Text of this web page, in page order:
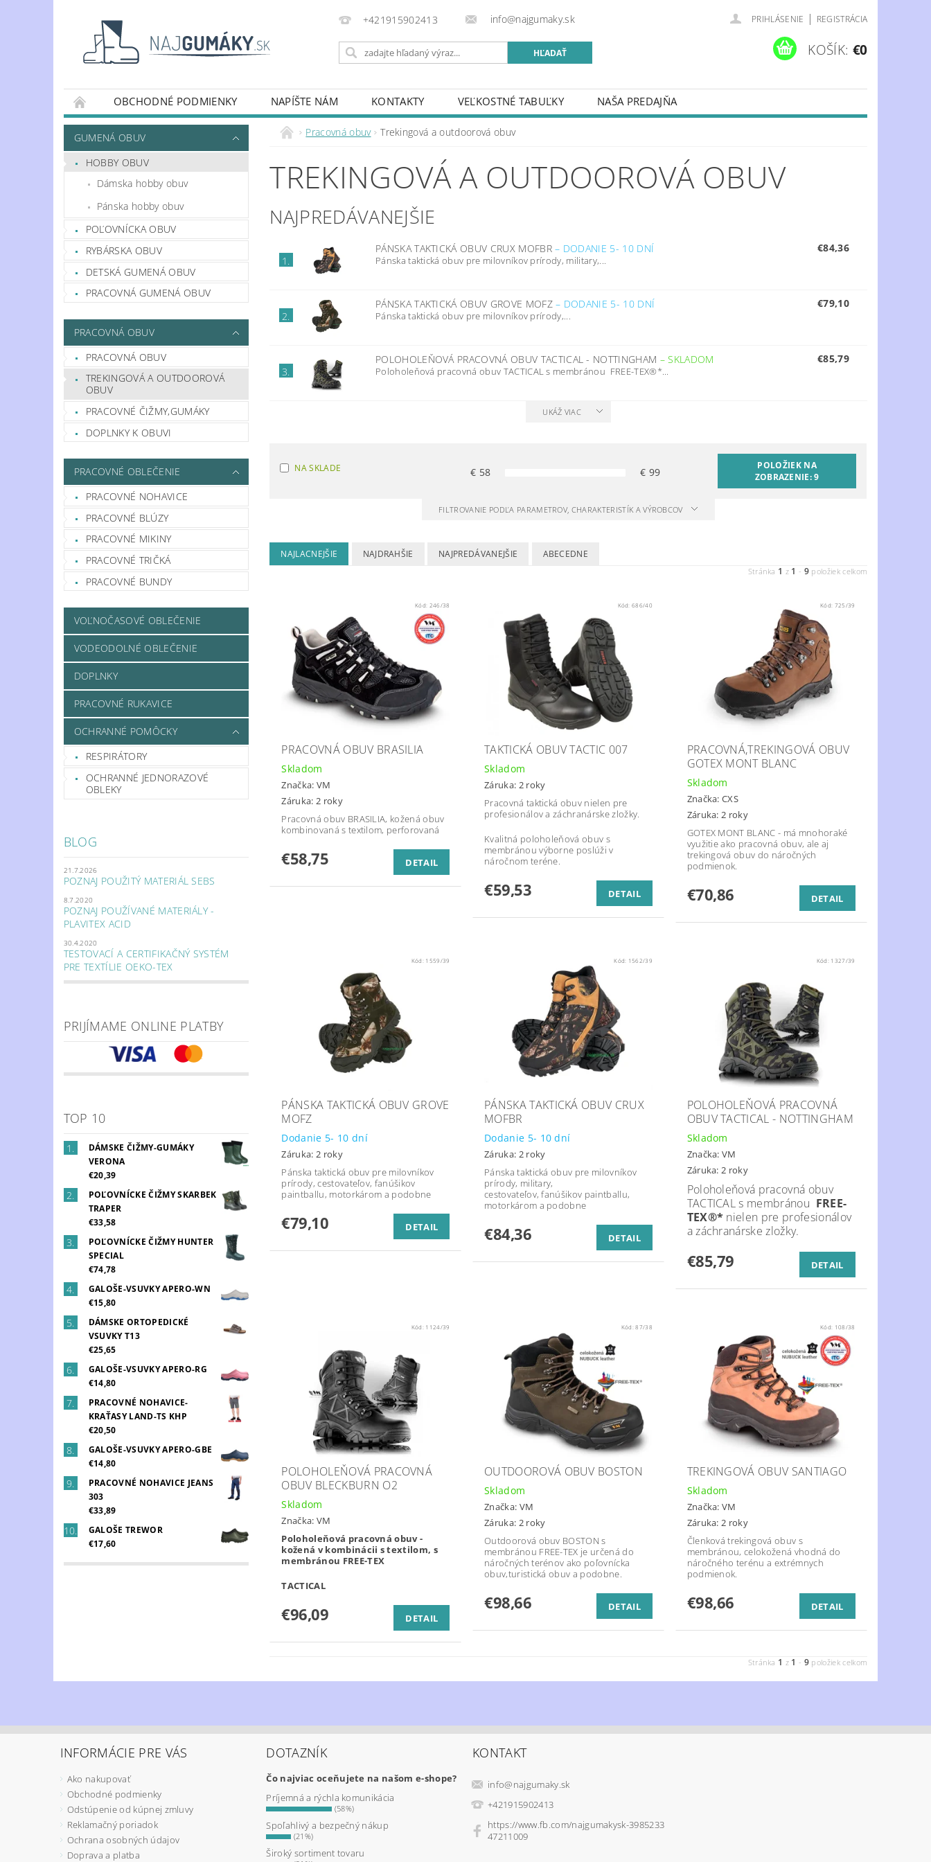
+421915902413 info@najgumaky.sk PRIHLÁSENIE | REGISTRÁCIA
KOŠÍK: €0
OBCHODNÉ PODMIENKY NAPÍŠTE NÁM KONTAKTY VEĽKOSTNÉ TABUĽKY
NAŠA PREDAJŇA
OCHRANA OSOBNÝCH ÚDAJOV
DOPRAVA A PLATBA
GUMENÁ OBUV
HOBBY OBUV
Dámska hobby obuv
Pánska hobby obuv
POĽOVNÍCKA OBUV
RYBÁRSKA OBUV
DETSKÁ GUMENÁ OBUV
PRACOVNÁ GUMENÁ OBUV
PRACOVNÁ OBUV
PRACOVNÁ OBUV
TREKINGOVÁ A OUTDOOROVÁ
OBUV
PRACOVNÉ ČIŽMY,GUMÁKY
DOPLNKY K OBUVI
PRACOVNÉ OBLEČENIE
PRACOVNÉ NOHAVICE
PRACOVNÉ BLÚZY
PRACOVNÉ MIKINY
PRACOVNÉ TRIČKÁ
PRACOVNÉ BUNDY
VOĽNOČASOVÉ OBLEČENIE
VODEODOLNÉ OBLEČENIE
DOPLNKY
PRACOVNÉ RUKAVICE
OCHRANNÉ POMÔCKY
RESPIRÁTORY
OCHRANNÉ JEDNORAZOVÉ
OBLEKY
BLOG
21.7.2026
POZNAJ POUŽITÝ MATERIÁL SEBS
8.7.2020
POZNAJ POUŽÍVANÉ MATERIÁLY -
PLAVITEX ACID
30.4.2020
TESTOVACÍ A CERTIFIKAČNÝ SYSTÉM
PRE TEXTÍLIE OEKO-TEX
PRIJÍMAME ONLINE PLATBY
TOP 10
DÁMSKE ČIŽMY-GUMÁKY
VERONA
€20,39
POĽOVNÍCKE ČIŽMY SKARBEK
TRAPER
€33,58
POĽOVNÍCKE ČIŽMY HUNTER
SPECIAL
€74,78
GALOŠE-VSUVKY APERO-WN
€15,80
DÁMSKE ORTOPEDICKÉ
VSUVKY T13
€25,65
GALOŠE-VSUVKY APERO-RG
€14,80
PRACOVNÉ NOHAVICE-
KRAŤASY LAND-TS KHP
€20,50
GALOŠE-VSUVKY APERO-GBE
€14,80
PRACOVNÉ NOHAVICE JEANS
303
€33,89
GALOŠE TREWOR
€17,60
Pracovná obuv Trekingová a outdoorová obuv
TREKINGOVÁ A OUTDOOROVÁ OBUV
NAJPREDÁVANEJŠIE
1.
PÁNSKA TAKTICKÁ OBUV CRUX MOFBR– DODANIE 5- 10 DNÍ
Pánska taktická obuv pre milovníkov prírody, military,...
€84,36
2.
PÁNSKA TAKTICKÁ OBUV GROVE MOFZ– DODANIE 5- 10 DNÍ
Pánska taktická obuv pre milovníkov prírody,...
€79,10
3.
POLOHOLEŇOVÁ PRACOVNÁ OBUV TACTICAL - NOTTINGHAM –SKLADOM
Poloholeňová pracovná obuv TACTICAL s membránou FREE-TEX®*...
€85,79
UKÁŽ VIAC
NA SKLADE € 58 € 99
POLOŽIEK NA
ZOBRAZENIE:9
FILTROVANIE PODĽA PARAMETROV, CHARAKTERISTÍK A VÝROBCOV
NAJLACNEJŠIE NAJDRAHŠIE NAJPREDÁVANEJŠIE ABECEDNE
Stránka 1 z 1 - 9 položiek celkom
Kód: 246/38
PRACOVNÁ OBUV BRASILIA
Skladom
Značka: VM
Záruka: 2 roky
Pracovná obuv BRASILIA, kožená obuv
kombinovaná s textilom, perforovaná
€58,75 DETAIL
Kód:686/40
TAKTICKÁ OBUV TACTIC 007
Skladom
Záruka: 2 roky
Pracovná taktická obuv nielen pre
profesionálov a záchranárske zložky.
Kvalitná poloholeňová obuv s
membránou výborne poslúži v
náročnom teréne.
€59,53 DETAIL
Kód: 725/39
PRACOVNÁ,TREKINGOVÁ OBUV
GOTEX MONT BLANC
Skladom
Značka:CXS
Záruka: 2 roky
GOTEX MONT BLANC - má mnohoraké
využitie ako pracovná obuv, ale aj
trekingová obuv do náročných
podmienok.
€70,86 DETAIL
Kód: 1559/39
PÁNSKA TAKTICKÁ OBUV GROVE
MOFZ
Dodanie 5- 10 dní
Záruka: 2 roky
Pánska taktická obuv pre milovníkov
prírody, cestovateľov, fanúšikov
paintballu, motorkárom a podobne
€79,10 DETAIL
Kód: 1562/39
PÁNSKA TAKTICKÁ OBUV CRUX
MOFBR
Dodanie 5- 10 dní
Záruka: 2 roky
Pánska taktická obuv pre milovníkov
prírody, military,
cestovateľov, fanúšikov paintballu,
motorkárom a podobne
€84,36 DETAIL
Kód: 1327/39
POLOHOLEŇOVÁ PRACOVNÁ
OBUV TACTICAL - NOTTINGHAM
Skladom
Značka:VM
Záruka: 2 roky
Poloholeňová pracovná obuv
TACTICAL s membránou FREE-
TEX®* nielen pre profesionálov
a záchranárske zložky.
€85,79 DETAIL
Kód: 1124/39
POLOHOLEŇOVÁ PRACOVNÁ
OBUV BLECKBURN O2
Skladom
Značka: VM
Poloholeňová pracovná obuv -
kožená v kombinácii s textilom, s
membránou FREE-TEX
TACTICAL
€96,09 DETAIL
Kód:87/38
OUTDOOROVÁ OBUV BOSTON
Skladom
Značka: VM
Záruka: 2 roky
Outdoorová obuv BOSTON s
membránou FREE-TEX je určená do
náročných terénov ako poľovnícka
obuv,turistická obuv a podobne.
€98,66 DETAIL
Kód: 108/38
TREKINGOVÁ OBUV SANTIAGO
Skladom
Značka:VM
Záruka: 2 roky
Členková trekingová obuv s
membránou, celokožená vhodná do
náročného terénu a extrémnych
podmienok.
€98,66 DETAIL
Stránka 1 z 1 - 9 položiek celkom
INFORMÁCIE PRE VÁS
Ako nakupovať
Obchodné podmienky
Odstúpenie od kúpnej zmluvy
Reklamačný poriadok
Ochrana osobných údajov
Doprava a platba
DOTAZNÍK
Čo najviac oceňujete na našom e-shope?
Príjemná a rýchla komunikácia
(58%)
Spoľahlivý a bezpečný nákup
(21%)
Široký sortiment tovaru
KONTAKT
info@najgumaky.sk
+421915902413
https://www.fb.com/najgumakysk-3985233
47211009